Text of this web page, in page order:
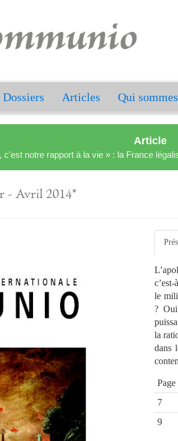
Dossiers Articles Qui
Article
c'est notre rapport à la vie » : la France
- Avril 2014*
le
?
la
dans
Page
7
9